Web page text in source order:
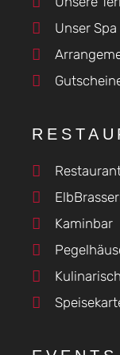
Unser Spa
Kaminbar